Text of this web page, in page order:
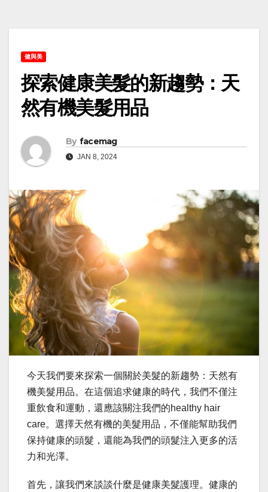
健與美
探索健康美髮的新趨勢：天
然有機美髮用品
By facemag
JAN 8, 2024
今天我們要來探索一個關於美髮的新趨勢：天然有
機美髮用品。在這個追求健康的時代，我們不僅注
重飲食和運動，還應該關注我們的healthy hair
care。選擇天然有機的美髮用品，不僅能幫助我們
保持健康的頭髮，還能為我們的頭髮注入更多的活
力和光澤。
首先，讓我們來談談什麼是健康美髮護理。健康的